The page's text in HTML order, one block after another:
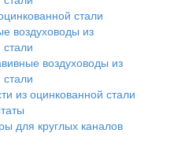
стали
воздуховоды из
воздуховоды из
из оцинкованной стали
для круглых каналов